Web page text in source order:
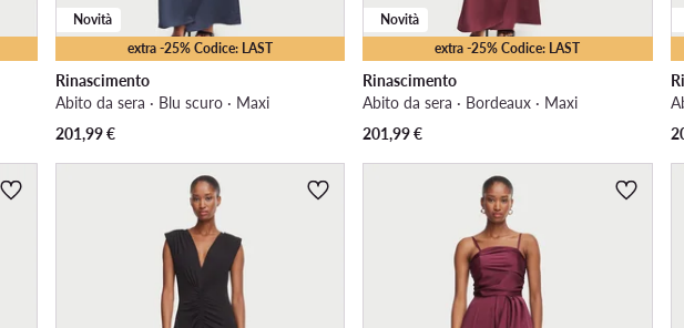
extra -25% Codice: LAST
Novità
Rinascimento
Abito da sera · Blu scuro · Maxi
201,99€
extra -25% Codice: LAST
Novità
Rinascimento
Abito da sera · Bordeaux · Maxi
201,99€